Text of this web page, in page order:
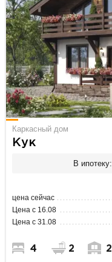
Каркасный дом
Кук
В ипотеку:
цена сейчас
Цена с 16.08
Цена с 31.08
4 2 2